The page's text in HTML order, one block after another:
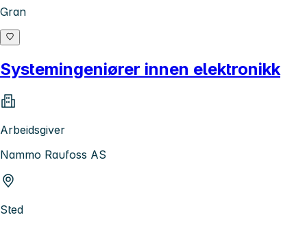
Gran
Systemingeniører innen elektronikk
Arbeidsgiver
Nammo Raufoss AS
Sted